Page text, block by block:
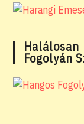
Fogolyán